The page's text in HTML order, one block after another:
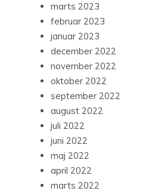
marts 2023
februar 2023
januar 2023
december 2022
november 2022
oktober 2022
september 2022
august 2022
juli 2022
juni 2022
maj 2022
april 2022
marts 2022